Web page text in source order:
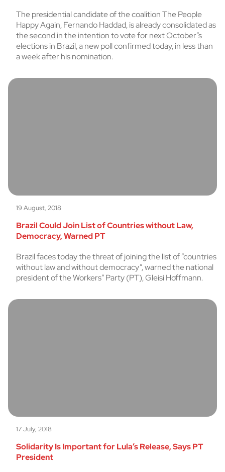
The presidential candidate of the coalition The People
Happy Again, Fernando Haddad, is already consolidated as
the second in the intention to vote for next October”s
elections in Brazil, a new poll confirmed today, in less than
a week after his nomination.
19 August, 2018
Brazil Could Join List of Countries without Law,
Democracy, Warned PT
Brazil faces today the threat of joining the list of ”countries
without law and without democracy”, warned the national
president of the Workers” Party (PT), Gleisi Hoffmann.
17 July, 2018
Solidarity Is Important for Lula’s Release, Says PT
President